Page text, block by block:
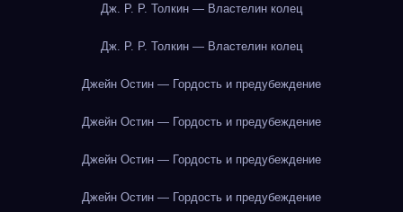
Дж. Р. Р. Толкин — Властелин колец
Дж. Р. Р. Толкин — Властелин колец
Джейн Остин — Гордость и предубеждение
Джейн Остин — Гордость и предубеждение
Джейн Остин — Гордость и предубеждение
Джейн Остин — Гордость и предубеждение